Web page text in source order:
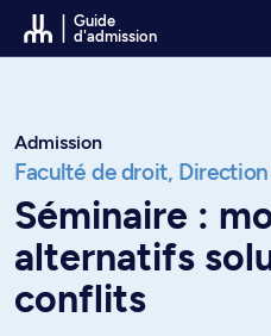
Passer au contenu
Guide
d'admission
Admission
Faculté de droit,
Séminaire :
alternatifs
conflits